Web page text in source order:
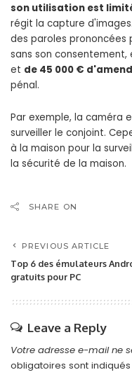
son utilisation est
régit la capture
des paroles prononcées
sans son
et de 45 000 €
pénal.
Par exemple, la caméra
surveiller le conjoint.
à la maison pour la
la sécurité de la maison.
SHARE ON
PREVIOUS ARTICLE
Top 6 des émulateurs
gratuits pour PC
Leave a Reply
Votre adresse e-mail ne
obligatoires sont